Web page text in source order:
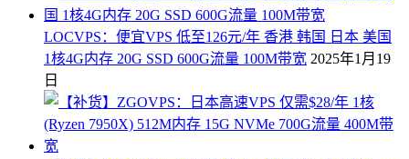
LOCVPS：便宜VPS 低至126元/年 香港 韩国 日本 美国
1核4G内存 20G SSD 600G流量 100M带宽 2025年1月19
日